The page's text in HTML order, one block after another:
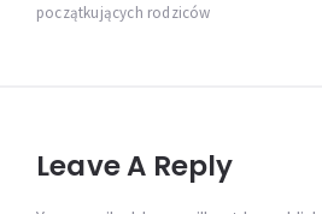
początkujących rodziców
Leave A Reply